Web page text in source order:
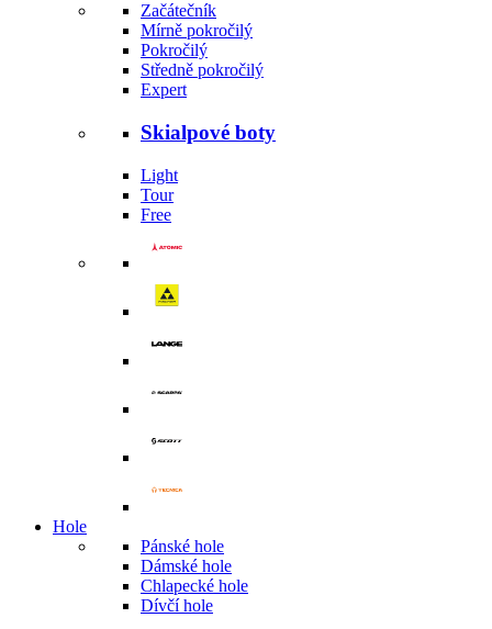
Začátečník
Mírně pokročilý
Pokročilý
Středně pokročilý
Expert
Skialpové boty
Light
Tour
Free
Hole
Pánské hole
Dámské hole
Chlapecké hole
Dívčí hole